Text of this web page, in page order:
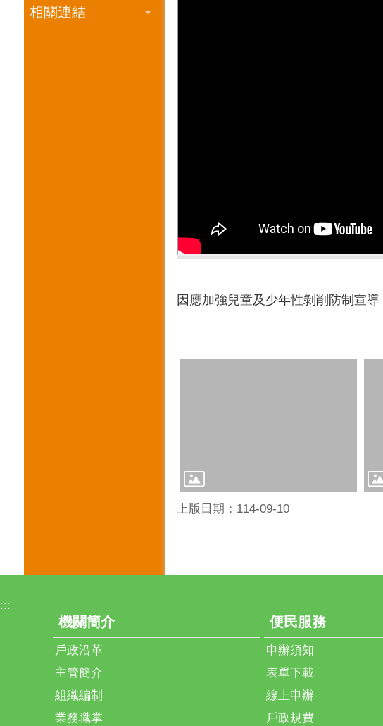
相關連結
因應加強兒童及少年性剝削防制宣
上版日期：114-09-10
:::
機關簡介
戶政沿革
主管簡介
組織編制
業務職掌
便民服務
申辦須知
表單下載
線上申辦
戶政規費